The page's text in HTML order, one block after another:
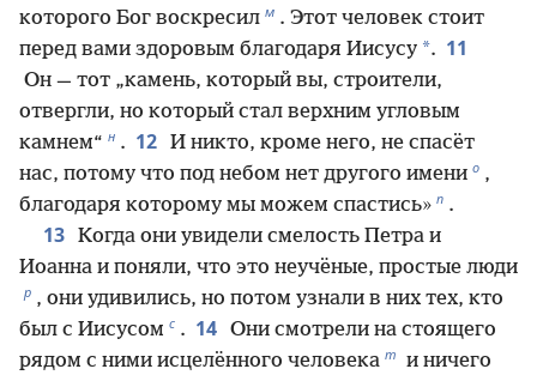
которого Бог воскресил м . Этот человек стоит
перед вами здоровым благодаря Иисусу *. 11
Он — тот „камень, который вы, строители,
отвергли, но который стал верхним угловым
камнем“ н . 12 И никто, кроме него, не спасёт
нас, потому что под небом нет другого имени о ,
благодаря которому мы можем спастись» п .
13 Когда они увидели смелость Петра и
Иоанна и поняли, что это неучёные, простые люди
р , они удивились, но потом узнали в них тех, кто
был с Иисусом с . 14 Они смотрели на стоящего
рядом с ними исцелённого человека т и ничего